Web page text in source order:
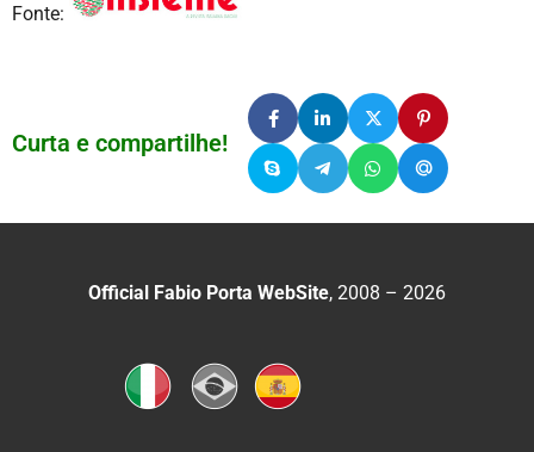
Fonte:
Curta e compartilhe!
Official Fabio Porta WebSite, 2008 – 2026